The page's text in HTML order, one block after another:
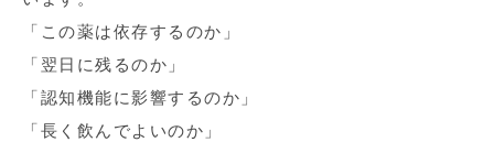
「この薬は依存するのか」
「翌日に残るのか」
「認知機能に影響するのか」
「長く飲んでよいのか」